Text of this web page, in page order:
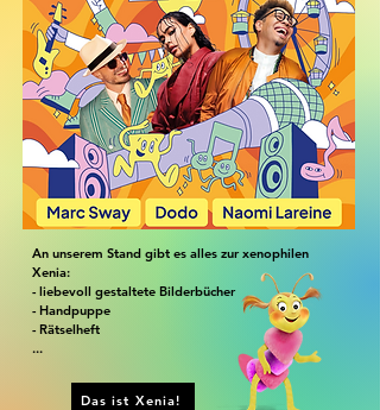
An unserem Stand gibt es alles zur xenophilen
Xenia:
- liebevoll gestaltete Bilderbücher
- Handpuppe
- Rätselheft
...
Das ist Xenia!